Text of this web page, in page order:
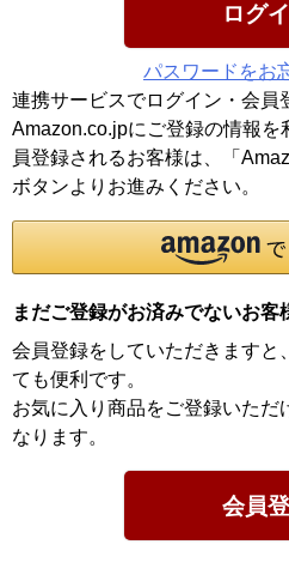
ログ
パスワードをお
連携サービスでログイン・会員
Amazon.co.jpにご登録の情報を
員登録されるお客様は、「
ボタンよりお進みください。
まだご登録がお済みでないお客
会員登録をしていただきますと
ても便利です。
お気に入り商品をご登録いただ
なります。
会員